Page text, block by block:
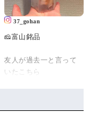
ウズ#ちーかまの王様
37_gohan
🧀富山銘品
友人が過去一と言って
いたこちら